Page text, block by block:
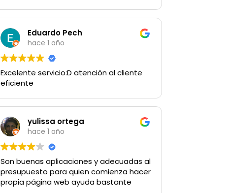
Eduardo Pech
hace 1 año
Excelente servicio:D atenciòn al cliente
eficiente
yulissa ortega
hace 1 año
Son buenas aplicaciones y adecuadas al
presupuesto para quien comienza hacer
propia página web ayuda bastante